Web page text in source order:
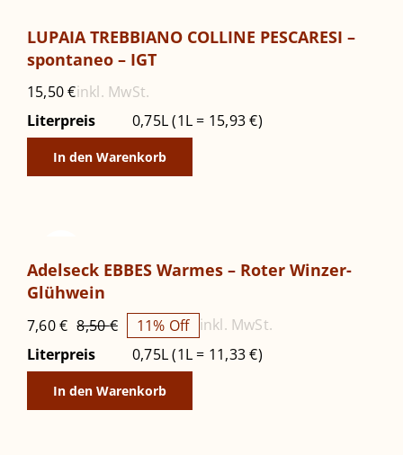
LUPAIA TREBBIANO COLLINE PESCARESI –
spontaneo – IGT
15,50€inkl. MwSt.
Literpreis
0,75L (1L = 15,93 €)
In den Warenkorb
Adelseck EBBES Warmes – Roter Winzer-
Glühwein
8,50€Ursprünglicher
Preis
war:
8,50 €
7,60€
Aktueller
Preis
ist:
7,60 €.
11% Off inkl. MwSt.
Literpreis
0,75L (1L = 11,33 €)
In den Warenkorb